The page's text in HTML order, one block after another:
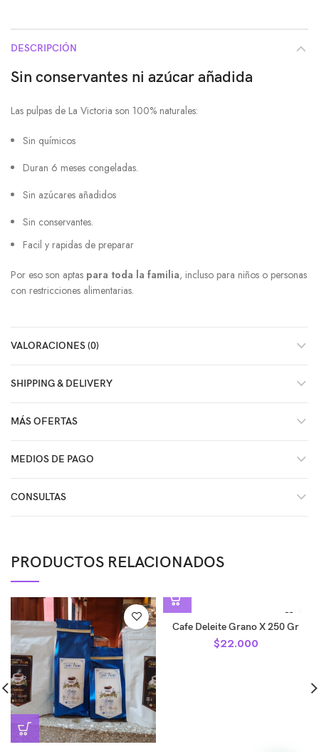
DESCRIPCIÓN
Sin conservantes ni azúcar añadida
Las pulpas de La Victoria son 100% naturales:
Sin químicos
Duran 6 meses congeladas.
Sin azúcares añadidos
Sin conservantes.
Facil y rapidas de preparar
Por eso son aptas para toda la familia, incluso para niños o personas
con restricciones alimentarias.
VALORACIONES (0)
SHIPPING & DELIVERY
MÁS OFERTAS
MEDIOS DE PAGO
CONSULTAS
PRODUCTOS RELACIONADOS
Cafe Deleite Grano X 250 Gr
$22.000